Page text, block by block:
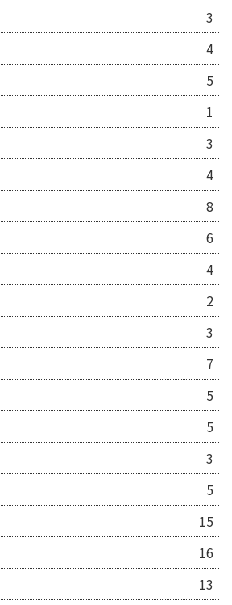
3
4
5
1
3
4
8
6
4
2
3
7
5
5
3
5
15
16
13